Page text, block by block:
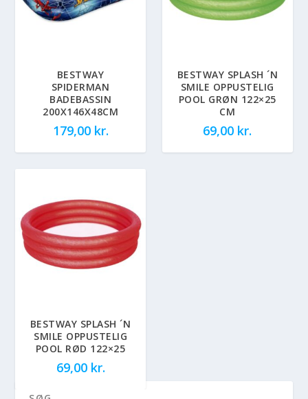
BESTWAY
SPIDERMAN
BADEBASSIN
200X146X48CM
179,00 kr.
BESTWAY SPLASH ´N
SMILE OPPUSTELIG
POOL GRØN 122×25
CM
69,00 kr.
BESTWAY SPLASH ´N
SMILE OPPUSTELIG
POOL RØD 122×25
69,00 kr.